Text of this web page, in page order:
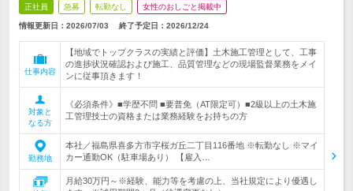
正社員 急募 転勤なし 女性のおしごと掲載中
情報更新日：2026/07/03 終了予定日： 2026/12/24
仕事内容
【地域でトップクラスの実績と評価】土木施工管理として、工事
の進捗状況確認および施工、品質管理などの現場監督業務をメイ
ンに従事頂きます！
対象と
なる方
《必須条件》■学歴不問 ■要普免（AT限定可）■2級以上の土木施
工管理技士の資格または業務経験をお持ちの方
勤務地
本社／福島県喜多方市字桜ガ丘二丁目116番地 ※転勤なし ※マイ
カー通勤OK（駐車場あり） 【雇入…
月給30万円～※経験、能力等を考慮の上、当社規定により優遇し